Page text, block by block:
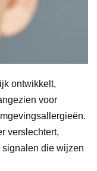
ontwikkelt,
voor
verslechtert,
die wijzen